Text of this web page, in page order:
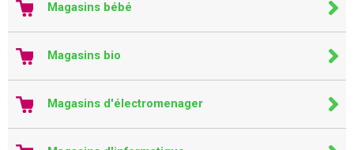
Magasins bébé
Magasins bio
Magasins d'électromenager